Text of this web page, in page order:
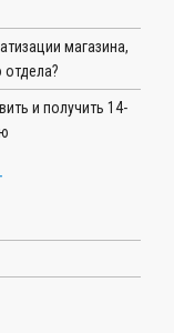
магазина,
и получить 14-